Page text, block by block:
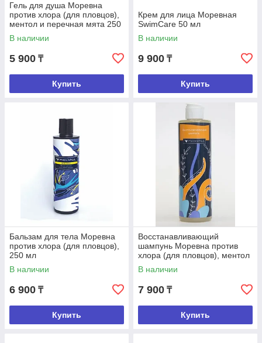
Гель для душа Моревна
против хлора (для пловцов),
ментол и перечная мята 250
мл
В наличии
5 900 ₸
Купить
Крем для лица Моревная
SwimCare 50 мл
В наличии
9 900 ₸
Купить
Бальзам для тела Моревна
против хлора (для пловцов),
250 мл
В наличии
6 900 ₸
Купить
Восстанавливающий
шампунь Моревна против
хлора (для пловцов), ментол
и перечная мята 250 мл
В наличии
7 900 ₸
Купить